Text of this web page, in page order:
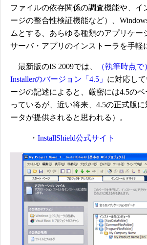
ファイルの依存関係の調査機能や、イ
ージの整合性検証機能など）、
ムとする、あらゆる種類のアプリケー
サーバ・アプリのインストーラを手軽
最新版のIS 2009では、
（執筆時点
Installerのバージョン「4.5」 に対応し
ージの記述によると、厳密には4.5の
っているが、近い将来、4.5の正式版
ータが提供されると思われる）。
・ InstallShield公式サイト